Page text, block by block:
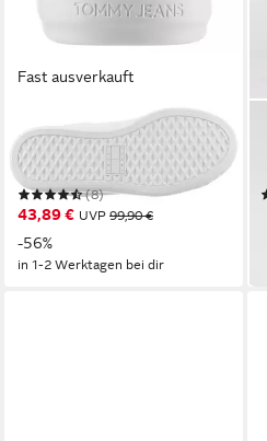
Fast ausverkauft
TJW CUPSOLE SNEAKER
ESS Plateausneaker
(8)
43,89 € UVP 99,90 €
-56%
in 1-2 Werktagen bei dir